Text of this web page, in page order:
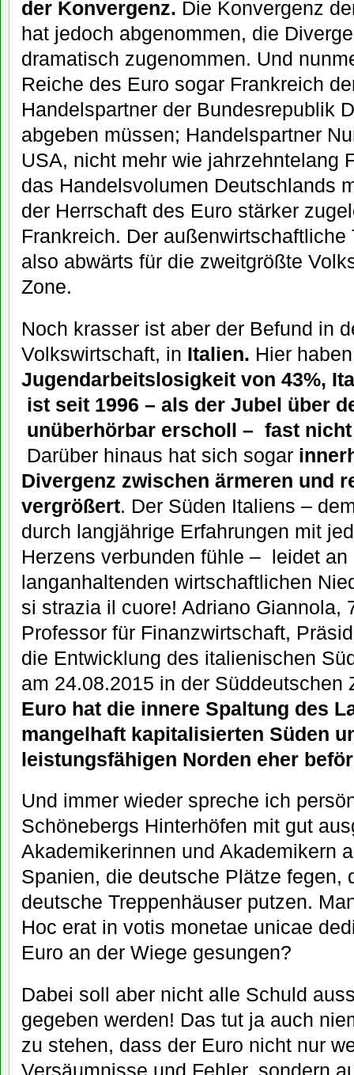
der Konvergenz. Die Konvergenz
hat jedoch abgenommen, die
dramatisch zugenommen. Und
Reiche des Euro sogar Frankreich
Handelspartner der Bundesrepublik
abgeben müssen; Handelspartner
USA, nicht mehr wie jahrzehntelang
das Handelsvolumen Deutschlands
der Herrschaft des Euro stärker
Frankreich. Der außenwirtschaftliche
also abwärts für die zweitgrößte
Zone.
Noch krasser ist aber der Befund in
Volkswirtschaft, in Italien. Hier
Jugendarbeitslosigkeit von 43%,
ist seit 1996 – als der Jubel über
unüberhörbar erscholl – fast
Darüber hinaus hat sich sogar
Divergenz zwischen ärmeren und
vergrößert. Der Süden Italiens –
durch langjährige Erfahrungen mit
Herzens verbunden fühle – leidet an
langanhaltenden wirtschaftlichen
si strazia il cuore! Adriano Giannola,
Professor für Finanzwirtschaft,
die Entwicklung des italienischen
am 24.08.2015 in der
Euro hat die innere Spaltung des
mangelhaft kapitalisierten Süden
leistungsfähigen Norden eher
Und immer wieder spreche ich
Schönebergs Hinterhöfen mit gut
Akademikerinnen und Akademikern
Spanien, die deutsche Plätze fegen,
deutsche Treppenhäuser putzen.
Hoc erat in votis monetae unicae
Euro an der Wiege gesungen?
Dabei soll aber nicht alle Schuld
gegeben werden! Das tut ja auch
zu stehen, dass der Euro nicht nur
Versäumnisse und Fehler, sondern